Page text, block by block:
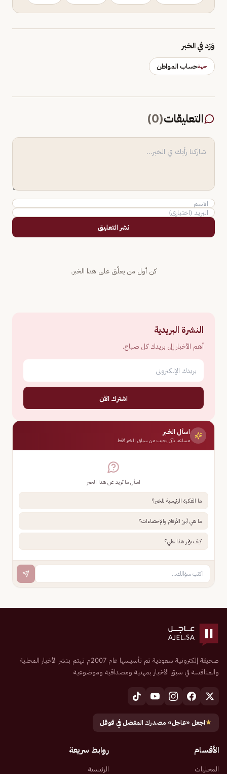
وَرَد في الخبر
جهةحساب المواطن
التعليقات(
0
)
نشر التعليق
كن أول من يعلّق على هذا الخبر.
النشرة البريدية
أهم الأخبار إلى بريدك كل صباح.
اشترك الآن
اسأل الخبر
مساعد ذكي يجيب من سياق الخبر فقط
اسأل ما تريد عن هذا الخبر
ما الفكرة الرئيسية للخبر؟
ما هي أبرز الأرقام والإحصاءات؟
كيف يؤثر هذا علي؟
صحيفة إلكترونية سعودية تم تأسيسها عام 2007م تهتم بنشر الأخبار المحلية
والمنافسة في سبق الأخبار بمهنية ومصداقية وموضوعية
★اجعل «عاجل» مصدرك المفضل في قوقل
الأقسام
المحليات
روابط سريعة
الرئيسية